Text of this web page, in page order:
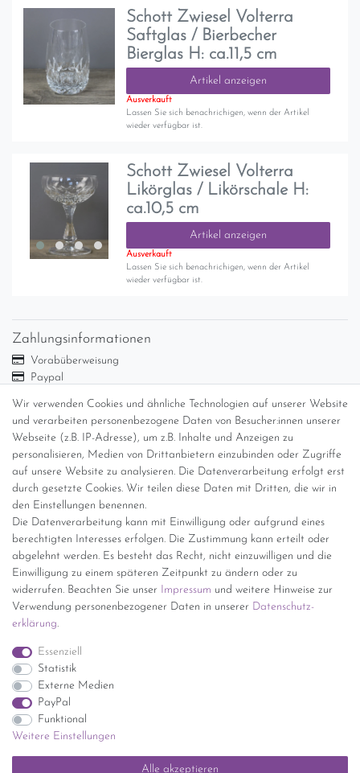
Schott Zwiesel Volterra
Saftglas / Bierbecher
Bierglas H: ca.11,5 cm
Artikel anzeigen
Ausverkauft
Lassen Sie sich benachrichigen, wenn der Artikel
wieder verfügbar ist.
Schott Zwiesel Volterra
Likörglas / Likörschale H:
ca.10,5 cm
Artikel anzeigen
Ausverkauft
Lassen Sie sich benachrichigen, wenn der Artikel
wieder verfügbar ist.
Wir verwenden Cookies und ähnliche Technologien auf unserer Website
und verarbeiten personenbezogene Daten von Besucher:innen unserer
Webseite (z.B. IP-Adresse), um z.B. Inhalte und Anzeigen zu
personalisieren, Medien von Drittanbietern einzubinden oder Zugriffe
auf unsere Website zu analysieren. Die Datenverarbeitung erfolgt erst
durch gesetzte Cookies. Wir teilen diese Daten mit Dritten, die wir in
den Einstellungen benennen.
Die Datenverarbeitung kann mit Einwilligung oder aufgrund eines
berechtigten Interesses erfolgen. Die Zustimmung kann erteilt oder
abgelehnt werden. Es besteht das Recht, nicht einzuwilligen und die
Einwilligung zu einem späteren Zeitpunkt zu ändern oder zu
widerrufen. Beachten Sie unser Impressum und weitere Hinweise zur
Verwendung personenbezogener Daten in unserer Daten­schutz­
erklärung.
Essenziell
Statistik
Externe Medien
PayPal
Funktional
Weitere Einstellungen
Alle akzeptieren
Zahlungsinformationen
Vorabüberweisung
Paypal
Versandinformationen
Versand per GLS (6,90 Euro) oder DHL (8,49 Euro ) inkl. MwSt.
(innerhalb Deutschlands)
kostenfreie Lieferung ab 150 Euro Warenwert (innerhalb
Deutschlands)
Übersicht Internationale Versandkosten
Wir kaufen an
Sie haben zuviel Porzellan im Schrank? Gerne kaufen wir dieses an.
Einfach unverbindliches Angebot anfordern.
*Endpreis inkl. MwSt. (Dieser Artikel unterliegt gem. § 25a
UStG der Differenzbesteuerung, ein Ausweis der
Mehrwertsteuer auf der Rechnung erfolgt nicht.)
Impressum Daten­schutz­erklärung